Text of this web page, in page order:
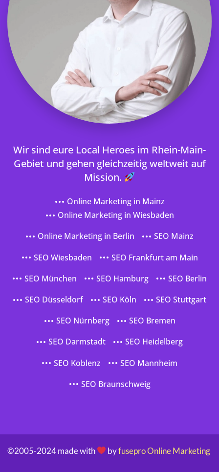
Wir sind eure Local Heroes im Rhein-Main-
Gebiet und gehen gleichzeitig weltweit auf
Mission.
Online Marketing in Mainz
Online Marketing in Wiesbaden
Online Marketing in Berlin
SEO Mainz
SEO Wiesbaden
SEO Frankfurt am Main
SEO München
SEO Hamburg
SEO Berlin
SEO Düsseldorf
SEO Köln
SEO Stuttgart
SEO Nürnberg
SEO Bremen
SEO Darmstadt
SEO Heidelberg
SEO Koblenz
SEO Mannheim
SEO Braunschweig
©2005-2024 made with byfusepro Online Marketing